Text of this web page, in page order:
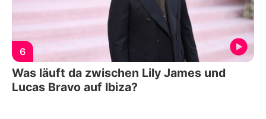
6
Was läuft da zwischen Lily James und
Lucas Bravo auf Ibiza?